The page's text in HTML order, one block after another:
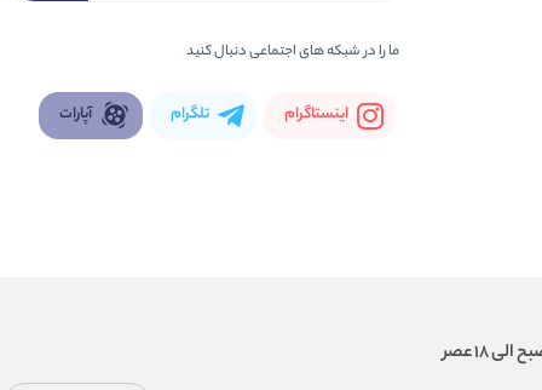
ما را در شبكه های اجتماعی دنبال کنید
اینستاگرام تلگرام آپارات